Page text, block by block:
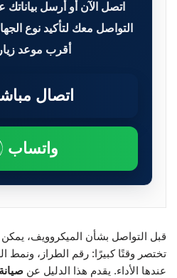
اتصل الآن أو أرسل
التواصل معك لتأكيد نوع
أقرب موعد
اتصال
واتساب
قبل التواصل بشأن الميكروويف،
تختصر وقتًا كبيرًا: رقم الطراز، ونمط
عندها الأداء. يقدم هذا الدليل عن